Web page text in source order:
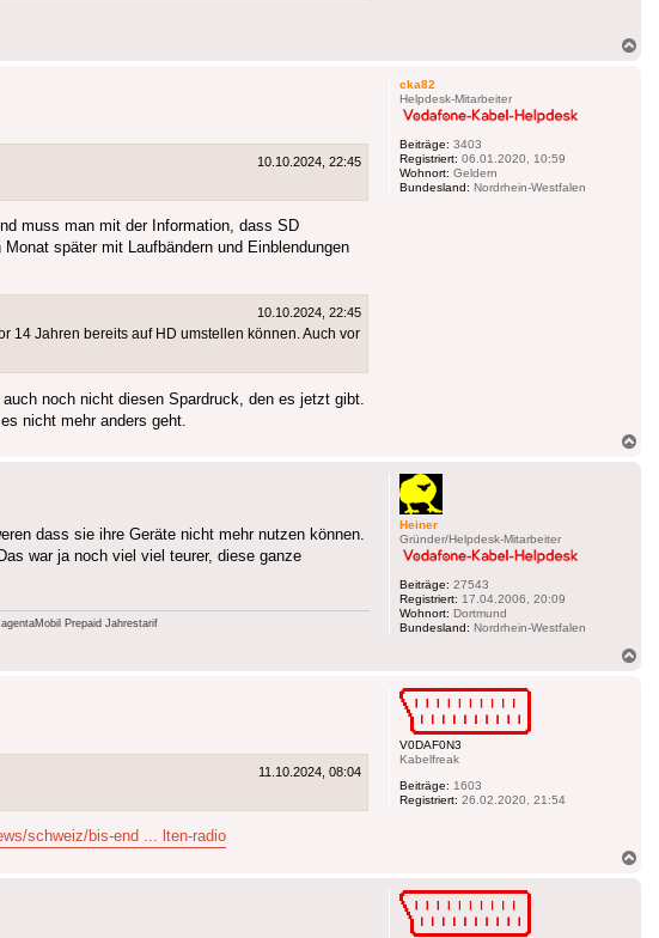
cka82
Helpdesk-Mitarbeiter
Beiträge: 3403
Registriert: 06.01.2020, 10:59
Wohnort: Geldern
Bundesland: Nordrhein-Westfalen
10.10.2024, 22:45
muss man mit der Information, dass SD
später mit Laufbändern und Einblendungen
10.10.2024, 22:45
14 Jahren bereits auf HD umstellen können. Auch vor
noch nicht diesen Spardruck, den es jetzt gibt.
nicht mehr anders geht.
Heiner
Gründer/Helpdesk-Mitarbeiter
Beiträge: 27543
Registriert: 17.04.2006, 20:09
Wohnort: Dortmund
Bundesland: Nordrhein-Westfalen
dass sie ihre Geräte nicht mehr nutzen können.
war ja noch viel viel teurer, diese ganze
Prepaid Jahrestarif
V0DAF0N3
Kabelfreak
Beiträge: 1603
Registriert: 26.02.2020, 21:54
11.10.2024, 08:04
schweiz/bis-end ... lten-radio